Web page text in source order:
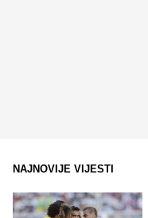
NAJNOVIJE VIJESTI